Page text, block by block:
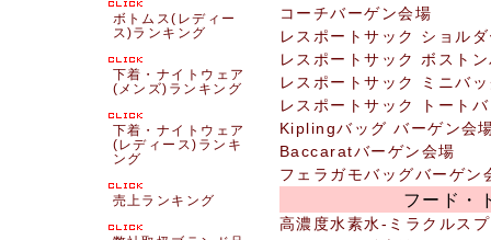
コーチバーゲン会場
レスポートサック ショル
レスポートサック ボスト
レスポートサック ミニバ
レスポートサック トート
Kiplingバッグ バーゲン会
Baccaratバーゲン会場
フェラガモバッグバーゲン
フード・
高濃度水素水-ミラクルス
ボトムス(レディー
ス)ランキング
下着・ナイトウェア
(メンズ)ランキング
下着・ナイトウェア
(レディース)ランキ
ング
売上ランキング